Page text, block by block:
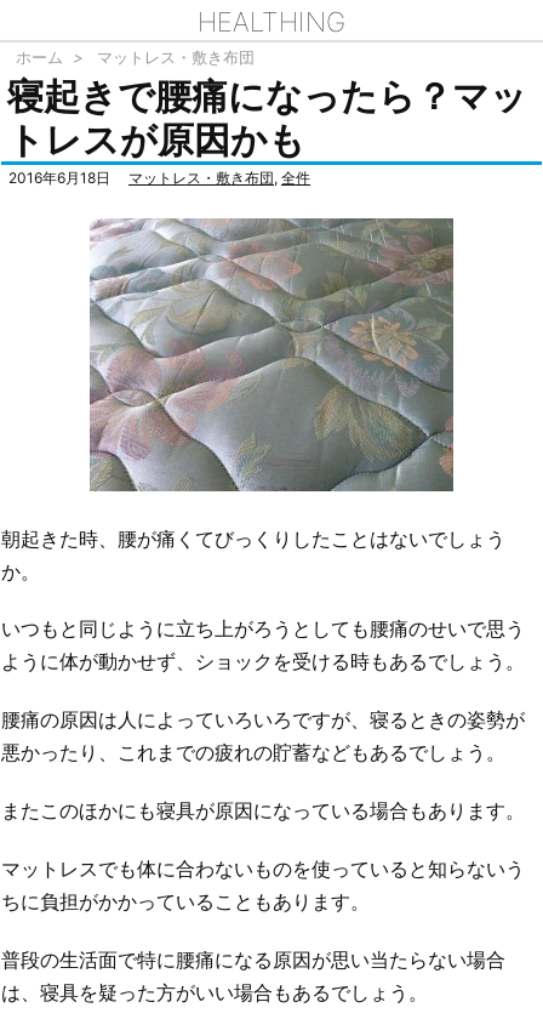
HEALTHING
ホーム > マットレス・敷き布団
寝起きで腰痛になったら？マッ
トレスが原因かも
2016年6月18日 マットレス・敷き布団, 全件
朝起きた時、腰が痛くてびっくりしたことはないでしょう
か。
いつもと同じように立ち上がろうとしても腰痛のせいで思う
ように体が動かせず、ショックを受ける時もあるでしょう。
腰痛の原因は人によっていろいろですが、寝るときの姿勢が
悪かったり、これまでの疲れの貯蓄などもあるでしょう。
またこのほかにも寝具が原因になっている場合もあります。
マットレスでも体に合わないものを使っていると知らないう
ちに負担がかかっていることもあります。
普段の生活面で特に腰痛になる原因が思い当たらない場合
は、寝具を疑った方がいい場合もあるでしょう。